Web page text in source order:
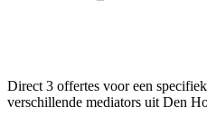
Direct 3 offertes voor een
verschillende mediators uit Den